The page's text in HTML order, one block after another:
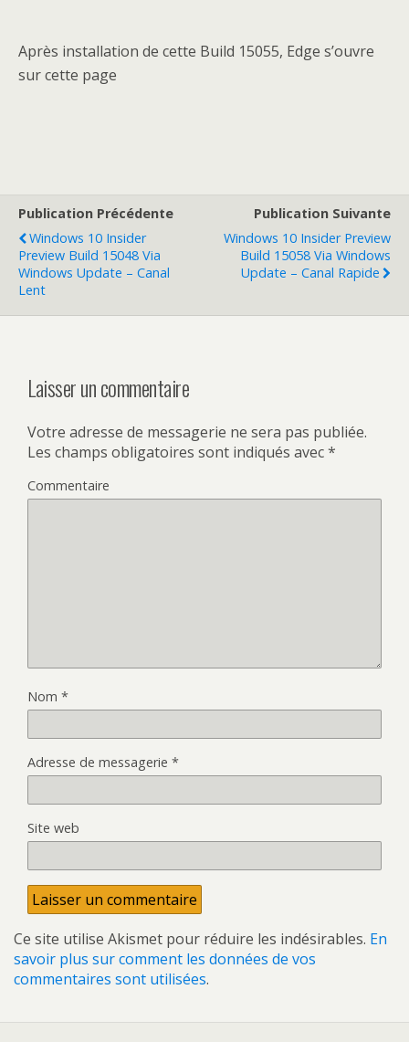
Après installation de cette Build 15055, Edge s’ouvre
sur cette page
Publication Précédente
Windows 10 Insider
Preview Build 15048 Via
Windows Update – Canal
Lent
Publication Suivante
Windows 10 Insider Preview
Build 15058 Via Windows
Update – Canal Rapide
Laisser un commentaire
Votre adresse de messagerie ne sera pas publiée.
Les champs obligatoires sont indiqués avec*
Commentaire
Nom *
Adresse de messagerie *
Site web
Ce site utilise Akismet pour réduire les indésirables. En
savoir plus sur comment les données de vos
commentaires sont utilisées.